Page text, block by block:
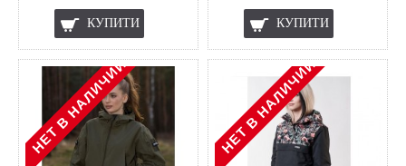
КУПИТИ КУПИТИ
НЕТ В НАЛИЧИИ НЕТ В НАЛИЧИИ